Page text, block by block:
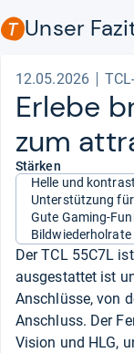
Unser
12.05.2026
Erlebe
zum
Stärken
Helle und
Unterstützung
Gute Gaming-
Der TCL 55C7L
ausgestattet ist
Anschlüsse, von
Anschluss. Der
Vision und HLG,